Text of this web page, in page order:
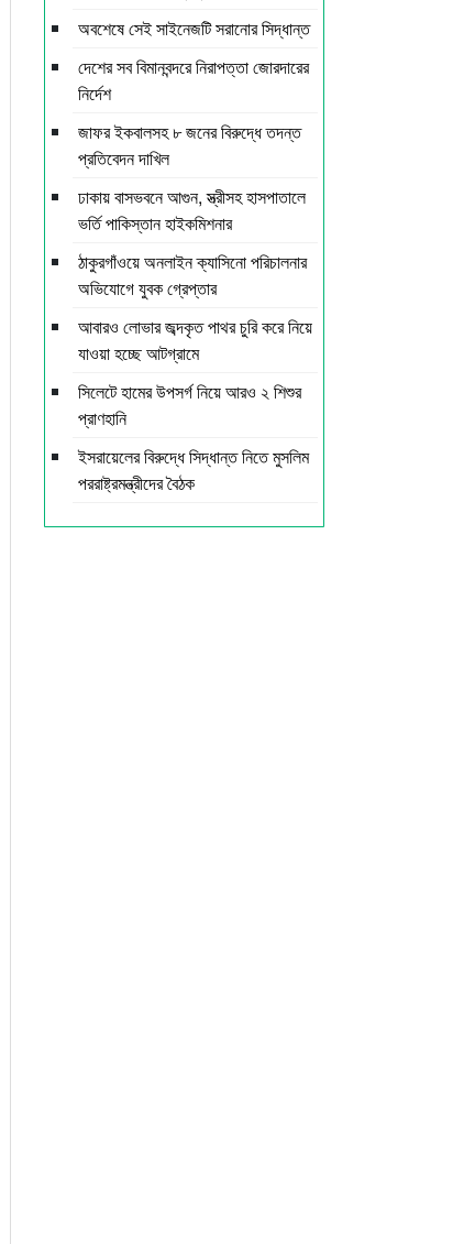
অবশেষে সেই সাইনেজটি সরানোর সিদ্ধান্ত
দেশের সব বিমানবন্দরে নিরাপত্তা জোরদারের
নির্দেশ
জাফর ইকবালসহ ৮ জনের বিরুদ্ধে তদন্ত
প্রতিবেদন দাখিল
ঢাকায় বাসভবনে আগুন, স্ত্রীসহ হাসপাতালে
ভর্তি পাকিস্তান হাইকমিশনার
ঠাকুরগাঁওয়ে অনলাইন ক্যাসিনো পরিচালনার
অভিযোগে যুবক গ্রেপ্তার
আবারও লোভার জব্দকৃত পাথর চুরি করে নিয়ে
যাওয়া হচ্ছে আটগ্রামে
সিলেটে হামের উপসর্গ নিয়ে আরও ২ শিশুর
প্রাণহানি
ইসরায়েলের বিরুদ্ধে সিদ্ধান্ত নিতে মুসলিম
পররাষ্ট্রমন্ত্রীদের বৈঠক